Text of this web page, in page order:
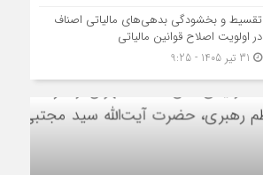
تقسیط و بخشودگی بدهی‌های مالیاتی اصناف
در اولویت اصلاح قوانین مالیاتی